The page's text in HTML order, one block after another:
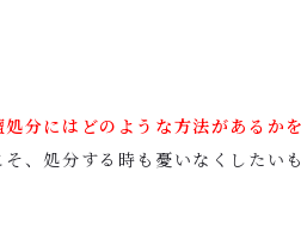
処分にはどのような方法があるか
、処分する時も憂いなくしたい